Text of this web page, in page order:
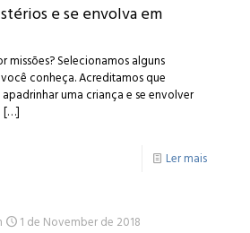
e se envolva em
missões? Selecionamos alguns
conheça. Acreditamos que
apadrinhar uma criança e se envolver
[…]
Ler mais
1 de November de 2018